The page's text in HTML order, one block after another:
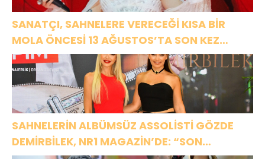
SANATÇI, SAHNELERE VERECEĞİ KISA BİR
MOLA ÖNCESİ 13 AĞUSTOS’TA SON KEZ
HARBİYE’DE OLACAK!
SAHNELERİN ALBÜMSÜZ ASSOLİSTİ GÖZDE
DEMİRBİLEK, NR1 MAGAZİN’DE: “SON